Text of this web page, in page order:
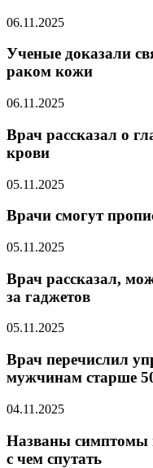
06.11.2025
Ученые доказали
раком кожи
06.11.2025
Врач рассказал о
крови
05.11.2025
Врачи смогут
05.11.2025
Врач рассказал,
за гаджетов
05.11.2025
Врач перечислил
мужчинам старше
04.11.2025
Названы симптомы
с чем спутать